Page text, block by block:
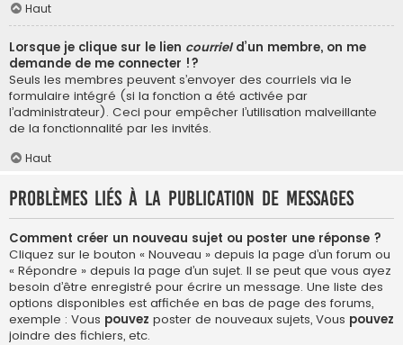
Haut
Lorsque je clique sur le lien courrield’un membre, on me
demande de me connecter !?
Seuls les membres peuvent s’envoyer des courriels via le
formulaire intégré (si la fonction a été activée par
l’administrateur). Ceci pour empêcher l’utilisation malveillante
de la fonctionnalité par les invités.
Haut
Problèmes liés à la publication de messages
Comment créer un nouveau sujet ou poster une réponse ?
Cliquez sur le bouton « Nouveau » depuis la page d’un forum ou
« Répondre » depuis la page d’un sujet. Il se peut que vous ayez
besoin d’être enregistré pour écrire un message. Une liste des
options disponibles est affichée en bas de page des forums,
exemple : Vous pouvez poster de nouveaux sujets, Vous pouvez
joindre des fichiers, etc.